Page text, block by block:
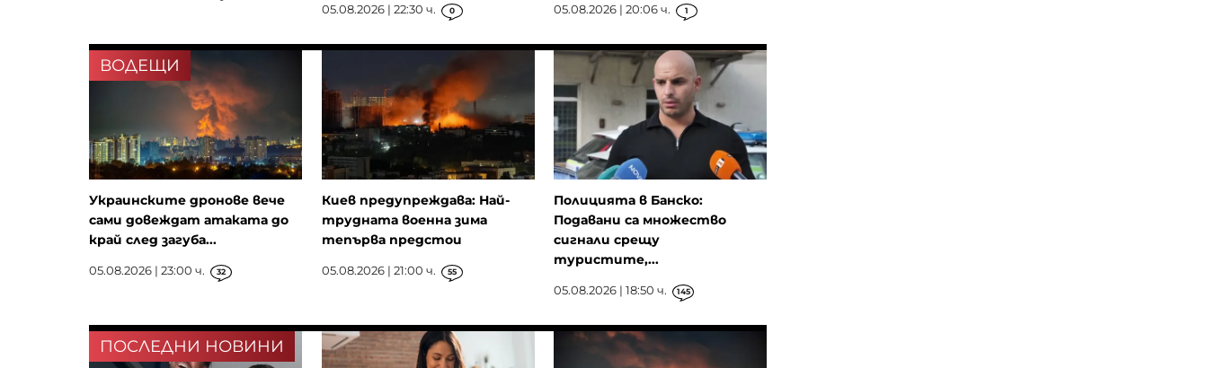
05.08.2026 | 22:30 ч. 0 05.08.2026 | 20:06 ч. 1
ВОДЕЩИ
Украинските дронове вече
сами довеждат атаката до
край след загуба...
05.08.2026 | 23:00 ч. 32
Киев предупреждава: Най-
трудната военна зима
тепърва предстои
05.08.2026 | 21:00 ч. 55
Полицията в Банско:
Подавани са множество
сигнали срещу
туристите,...
05.08.2026 | 18:50 ч. 145
ПОСЛЕДНИ НОВИНИ